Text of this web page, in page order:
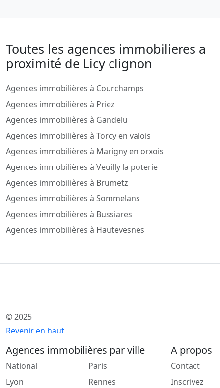
Toutes les agences immobilieres a
proximité de Licy clignon
Agences immobilières à Courchamps
Agences immobilières à Priez
Agences immobilières à Gandelu
Agences immobilières à Torcy en valois
Agences immobilières à Marigny en orxois
Agences immobilières à Veuilly la poterie
Agences immobilières à Brumetz
Agences immobilières à Sommelans
Agences immobilières à Bussiares
Agences immobilières à Hautevesnes
© 2025
Revenir en haut
Agences immobilières par ville
National
Lyon
Paris
Rennes
A propos
Contact
Inscrivez